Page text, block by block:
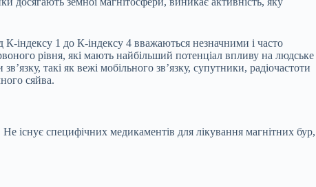
К-індексу 1 до К-індексу 4 вважаються незначними і часто
рівня, які мають найбільший потенціал впливу на людське
такі як вежі мобільного зв’язку, супутники, радіочастоти
сяйва.
існує специфічних медикаментів для лікування магнітних бур,